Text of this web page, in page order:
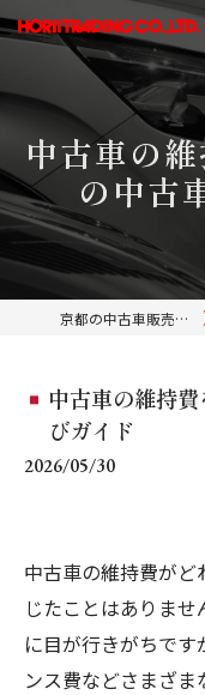
中古車の
の中古
京都の中古車販売ならホリイトレーディング
中古車の維持
びガイド
2026/05/30
中古車の維持費が
じたことはありま
に目が行きがちで
ンス費などさまざ